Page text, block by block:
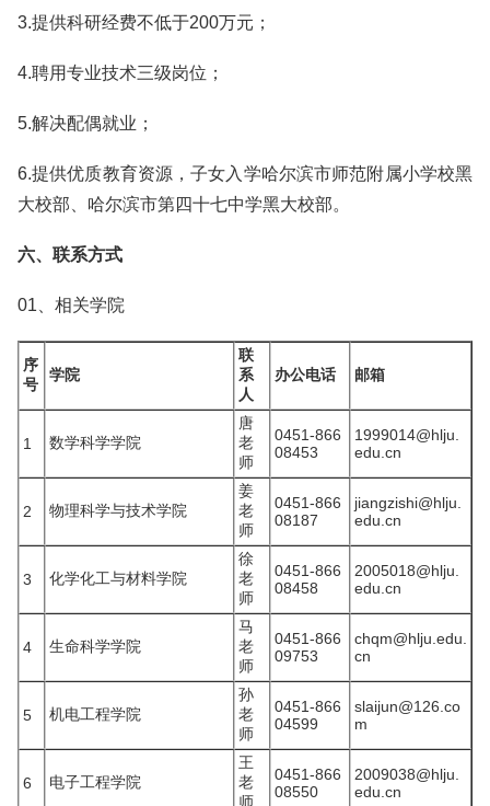
3.提供科研经费不低于200万元；
4.聘用专业技术三级岗位；
5.解决配偶就业；
6.提供优质教育资源，子女入学哈尔滨市师范附属小学校黑
大校部、哈尔滨市第四十七中学黑大校部。
六、联系方式
01、相关学院
序
号
学院
联
系
人
办公电话 邮箱
1 数学科学学院
唐
老
师
0451-866
08453
1999014@hlju.
edu.cn
2 物理科学与技术学院
姜
老
师
0451-866
08187
jiangzishi@hlju.
edu.cn
3 化学化工与材料学院
徐
老
师
0451-866
08458
2005018@hlju.
edu.cn
4 生命科学学院
马
老
师
0451-866
09753
chqm@hlju.edu.
cn
5 机电工程学院
孙
老
师
0451-866
04599
slaijun@126.co
m
6 电子工程学院
王
老
师
0451-866
08550
2009038@hlju.
edu.cn